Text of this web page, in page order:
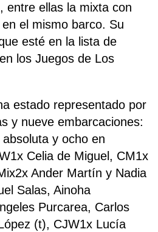
entre ellas la mixta con
el mismo barco. Su
esté en la lista de
los Juegos de Los
estado representado por
y nueve embarcaciones:
y ocho en
Celia de Miguel, CM1x
Ander Martín y Nadia
Salas, Ainoha
Purcarea, Carlos
(t), CJW1x Lucía